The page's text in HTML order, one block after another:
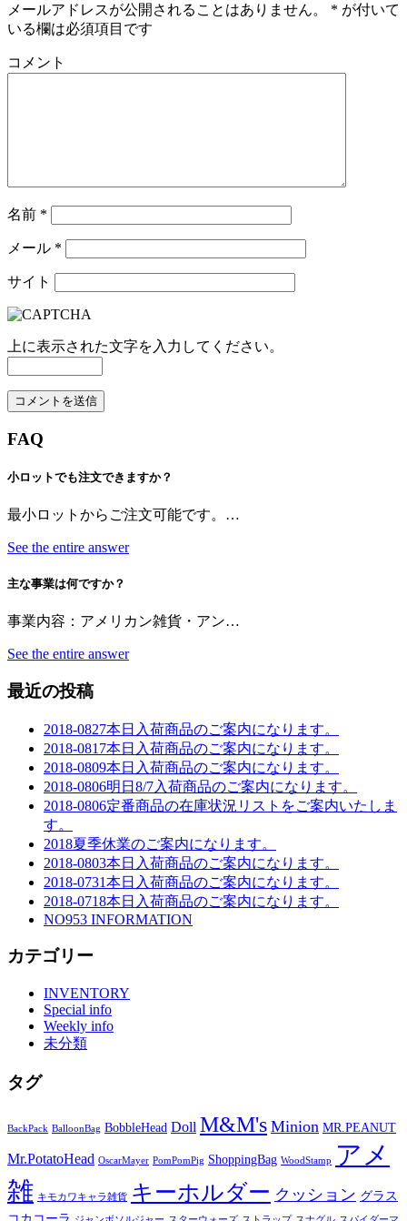
メールアドレスが公開されることはありません。 * が付いて
いる欄は必須項目です
コメント
名前 *
メール *
サイト
上に表示された文字を入力してください。
FAQ
小ロットでも注文できますか？
最小ロットからご注文可能です。…
See the entire answer
主な事業は何ですか？
事業内容：アメリカン雑貨・アン…
See the entire answer
最近の投稿
2018-0827本日入荷商品のご案内になります。
2018-0817本日入荷商品のご案内になります。
2018-0809本日入荷商品のご案内になります。
2018-0806明日8/7入荷商品のご案内になります。
2018-0806定番商品の在庫状況リストをご案内いたしま
す。
2018夏季休業のご案内になります。
2018-0803本日入荷商品のご案内になります。
2018-0731本日入荷商品のご案内になります。
2018-0718本日入荷商品のご案内になります。
NO953 INFORMATION
カテゴリー
INVENTORY
Special info
Weekly info
未分類
タグ
BackPack BalloonBag BobbleHead Doll M&M's Minion MR.PEANUT
Mr.PotatoHead OscarMayer PomPomPig ShoppingBag WoodStamp
アメ
雑 キモカワキャラ雑貨 キーホルダー クッション グラス